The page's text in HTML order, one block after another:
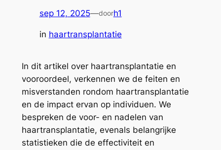
sep 12, 2025—doorh1
in haartransplantatie
In dit artikel over haartransplantatie en
vooroordeel, verkennen we de feiten en
misverstanden rondom haartransplantatie
en de impact ervan op individuen. We
bespreken de voor- en nadelen van
haartransplantatie, evenals belangrijke
statistieken die de effectiviteit en